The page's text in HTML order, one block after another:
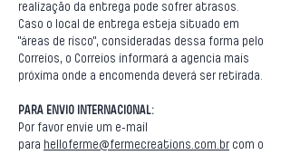
realização da entrega pode sofrer atrasos.
Caso o local de entrega esteja situado em
"áreas de risco", consideradas dessa forma pelo
Correios, o Correios informará a agencia mais
próxima onde a encomenda deverá ser retirada.
PARA ENVIO INTERNACIONAL:
Por favor envie um e-mail
para helloferme@fermecreations.com.brcom o